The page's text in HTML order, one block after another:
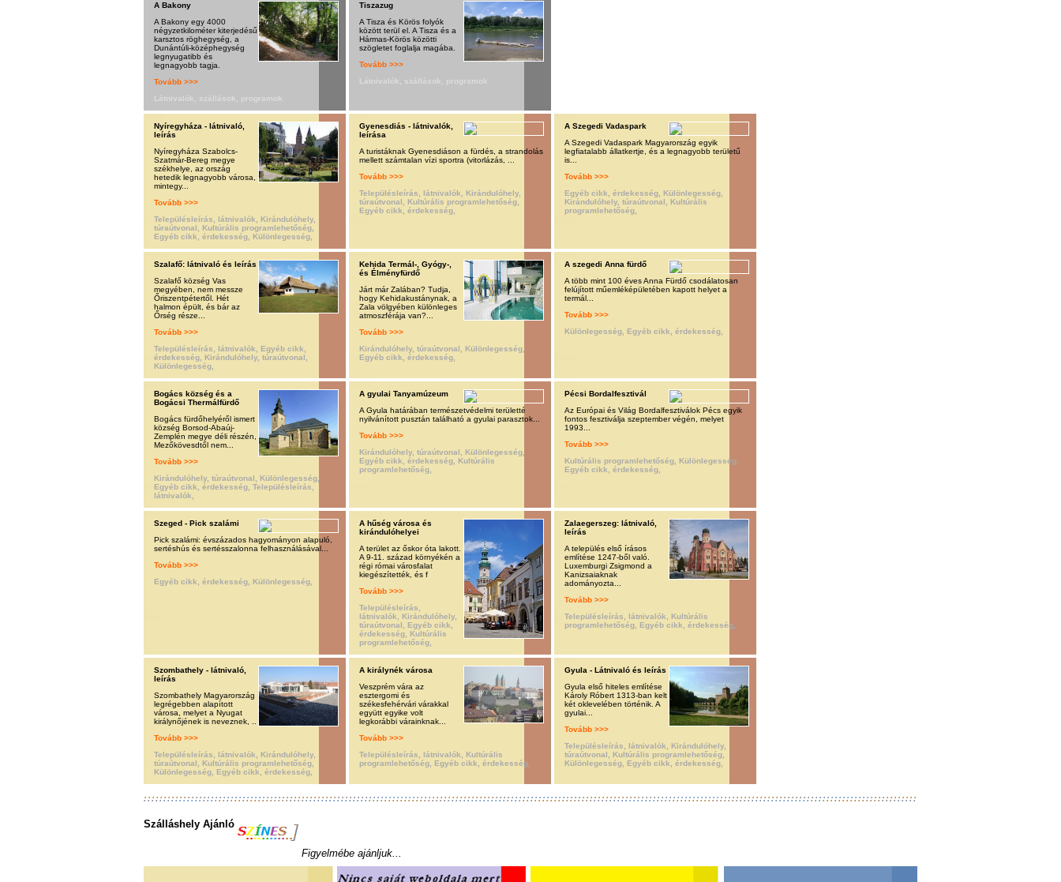
A Bakony
A Bakony egy 4000
négyzetkilométer kiterjedésű
karsztos röghegység, a
Dunántúli-középhegység
legnyugatibb és
legnagyobb tagja.
Tovább >>>
Látnivalók, szállások, programok
Tiszazug
A Tisza és Körös folyók
között terül el. A Tisza és a
Hármas-Körös közötti
szögletet foglalja magába.
Tovább >>>
Látnivalók, szállások, programok
Nyíregyháza - látnivaló,
leírás
Nyíregyháza Szabolcs-
Szatmár-Bereg megye
székhelye, az ország
hetedik legnagyobb városa,
mintegy...
Tovább >>>
Településleírás, látnivalók, Kirándulóhely,
túraútvonal, Kultúrális programlehetőség,
Egyéb cikk, érdekesség, Különlegesség,
Gyenesdiás - látnivalók,
leírása
A turistáknak Gyenesdiáson a fürdés, a strandolás
mellett számtalan vízi sportra (vitorlázás, ...
Tovább >>>
Településleírás, látnivalók, Kirándulóhely,
túraútvonal, Kultúrális programlehetőség,
Egyéb cikk, érdekesség,
A Szegedi Vadaspark
A Szegedi Vadaspark Magyarország egyik
legfiatalabb állatkertje, és a legnagyobb területű
is...
Tovább >>>
Egyéb cikk, érdekesség, Különlegesség,
Kirándulóhely, túraútvonal, Kultúrális
programlehetőség,
Szalafő: látnivaló és leírás
Szalafő község Vas
megyében, nem messze
Őriszentpétertől. Hét
halmon épült, és bár az
Őrség része...
Tovább >>>
Településleírás, látnivalók, Egyéb cikk,
érdekesség, Kirándulóhely, túraútvonal,
Különlegesség,
Kehida Termál-, Gyógy-,
és Élményfürdő
Járt már Zalában? Tudja,
hogy Kehidakustánynak, a
Zala völgyében különleges
atmoszférája van?...
Tovább >>>
Kirándulóhely, túraútvonal, Különlegesség,
Egyéb cikk, érdekesség,
A szegedi Anna fürdő
A több mint 100 éves Anna Fürdő csodálatosan
felújított műemléképületében kapott helyet a
termál...
Tovább >>>
Különlegesség, Egyéb cikk, érdekesség,
Bogács község és a
Bogácsi Thermálfürdő
Bogács fürdőhelyéről ismert
község Borsod-Abaúj-
Zemplén megye déli részén,
Mezőkövesdtől nem...
Tovább >>>
Kirándulóhely, túraútvonal, Különlegesség,
Egyéb cikk, érdekesség, Településleírás,
látnivalók,
A gyulai Tanyamúzeum
A Gyula határában természetvédelmi területté
nyilvánított pusztán található a gyulai parasztok...
Tovább >>>
Kirándulóhely, túraútvonal, Különlegesség,
Egyéb cikk, érdekesség, Kultúrális
programlehetőség,
Pécsi Bordalfesztivál
Az Európai és Világ Bordalfesztiválok Pécs egyik
fontos fesztiválja szeptember végén, melyet
1993...
Tovább >>>
Kultúrális programlehetőség, Különlegesség,
Egyéb cikk, érdekesség,
Szeged - Pick szalámi
Pick szalámi: évszázados hagyományon alapuló,
sertéshús és sertésszalonna felhasználásával...
Tovább >>>
Egyéb cikk, érdekesség, Különlegesség,
A hűség városa és
kirándulóhelyei
A terület az őskor óta lakott.
A 9-11. század környékén a
régi római városfalat
kiegészítették, és f
Tovább >>>
Településleírás,
látnivalók, Kirándulóhely,
túraútvonal, Egyéb cikk,
érdekesség, Kultúrális
programlehetőség,
Zalaegerszeg: látnivaló,
leírás
A település első írásos
említése 1247-ből való.
Luxemburgi Zsigmond a
Kanizsaiaknak
adományozta...
Tovább >>>
Településleírás, látnivalók, Kultúrális
programlehetőség, Egyéb cikk, érdekesség,
Szombathely - látnivaló,
leírás
Szombathely Magyarország
legrégebben alapított
városa, melyet a Nyugat
királynőjének is neveznek, ..
Tovább >>>
Településleírás, látnivalók, Kirándulóhely,
túraútvonal, Kultúrális programlehetőség,
Különlegesség, Egyéb cikk, érdekesség,
A királynék városa
Veszprém vára az
esztergomi és
székesfehérvári várakkal
együtt egyike volt
legkorábbi várainknak...
Tovább >>>
Településleírás, látnivalók, Kultúrális
programlehetőség, Egyéb cikk, érdekesség,
Gyula - Látnivaló és leírás
Gyula első hiteles említése
Károly Róbert 1313-ban kelt
két oklevelében történik. A
gyulai...
Tovább >>>
Településleírás, látnivalók, Kirándulóhely,
túraútvonal, Kultúrális programlehetőség,
Különlegesség, Egyéb cikk, érdekesség,
Szálláshely Ajánló
Figyelmébe ajánljuk...